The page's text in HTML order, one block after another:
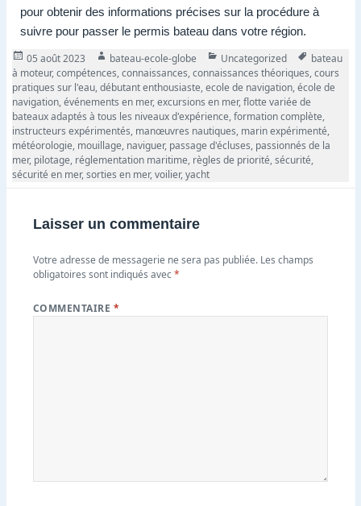
pour obtenir des informations précises sur la procédure à
suivre pour passer le permis bateau dans votre région.
Publié
le
05 août 2023 Auteur
bateau-ecole-globe Catégories
Uncategorized Tags
bateau
à moteur,compétences,connaissances,connaissances théoriques,cours
pratiques sur l'eau,débutant enthousiaste,ecole de navigation,école de
navigation,événements en mer,excursions en mer,flotte variée de
bateaux adaptés à tous les niveaux d'expérience,formation complète,
instructeurs expérimentés, manœuvres nautiques, marin expérimenté,
météorologie, mouillage, naviguer, passage d'écluses, passionnés de la
mer, pilotage, réglementation maritime, règles de priorité,sécurité,
sécurité en mer,sorties en mer,voilier,yacht
Laisser un commentaire
Votre adresse de messagerie ne sera pas publiée. Les champs
obligatoires sont indiqués avec*
COMMENTAIRE *